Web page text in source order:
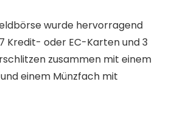
wurde hervorragend
Kredit- oder EC-Karten und 3
zusammen mit einem
einem Münzfach mit